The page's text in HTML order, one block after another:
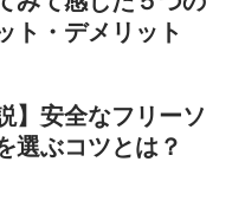
ト・デメリット
】安全なフリーソ
選ぶコツとは？